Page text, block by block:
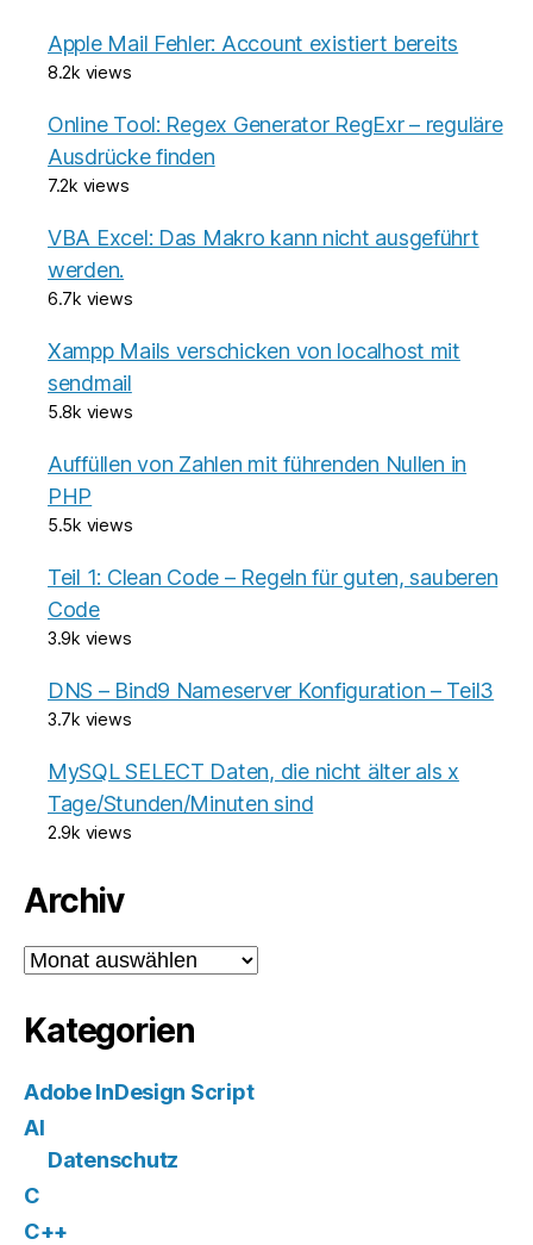
Apple Mail Fehler: Account existiert bereits
8.2k views
Online Tool: Regex Generator RegExr – reguläre
Ausdrücke finden
7.2k views
VBA Excel: Das Makro kann nicht ausgeführt
werden.
6.7k views
Xampp Mails verschicken von localhost mit
sendmail
5.8k views
Auffüllen von Zahlen mit führenden Nullen in
PHP
5.5k views
Teil 1: Clean Code – Regeln für guten, sauberen
Code
3.9k views
DNS – Bind9 Nameserver Konfiguration – Teil3
3.7k views
MySQL SELECT Daten, die nicht älter als x
Tage/Stunden/Minuten sind
2.9k views
Archiv
Archiv
Kategorien
Adobe InDesign Script
AI
Datenschutz
C
C++